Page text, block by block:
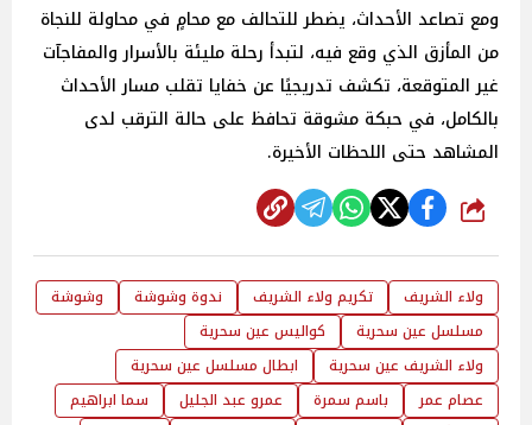
ومع تصاعد الأحداث، يضطر للتحالف مع محامٍ في محاولة للنجاة
من المأزق الذي وقع فيه، لتبدأ رحلة مليئة بالأسرار والمفاجآت
غير المتوقعة، تكشف تدريجيًا عن خفايا تقلب مسار الأحداث
بالكامل، في حبكة مشوقة تحافظ على حالة الترقب لدى
المشاهد حتى اللحظات الأخيرة.
شارك
ولاء الشريف تكريم ولاء الشريف ندوة وشوشة
وشوشة
مسلسل عين سحرية
كواليس عين سحرية
ولاء الشريف عين سحرية
ابطال مسلسل عين سحرية
عصام عمر
باسم سمرة عمرو عبد الجليل
سما ابراهيم